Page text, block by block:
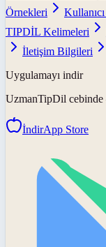
Örnekleri
TIPDİL Kelimeleri
İletişim Bilgileri
Uygulamayı indir
UzmanTipDil
İndirApp Store